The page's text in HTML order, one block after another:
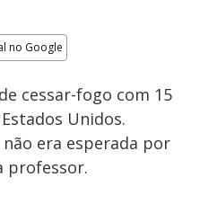
no Google
com Omã para
reabrir passagem;
guerra deve acabar
em breve segundo
Trump
cessar-fogo com 15
Unidos.
era esperada por
professor.